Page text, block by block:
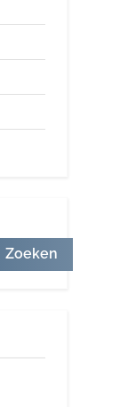
Zoeken